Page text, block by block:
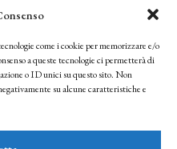
come i cookie per memorizzare e/o
a queste tecnologie ci permetterà di
o ID unici su questo sito. Non
su alcune caratteristiche e
informazioni saranno trattate
e dell’Istituto Matteucci